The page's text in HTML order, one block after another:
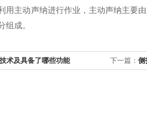
主动声纳进行作业，主动声纳主要由
组成。
术及具备了哪些功能 下一篇： 侧